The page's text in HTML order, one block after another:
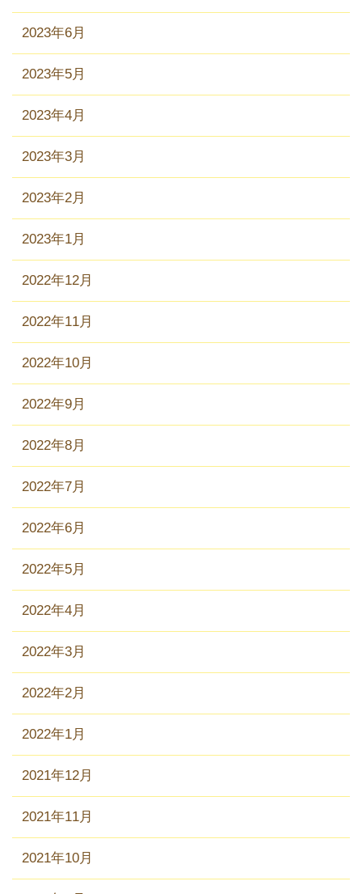
2023年6月
2023年5月
2023年4月
2023年3月
2023年2月
2023年1月
2022年12月
2022年11月
2022年10月
2022年9月
2022年8月
2022年7月
2022年6月
2022年5月
2022年4月
2022年3月
2022年2月
2022年1月
2021年12月
2021年11月
2021年10月